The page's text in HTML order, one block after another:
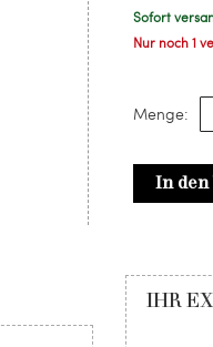
Sofort
Nur noch 1
Menge:
In
IHR